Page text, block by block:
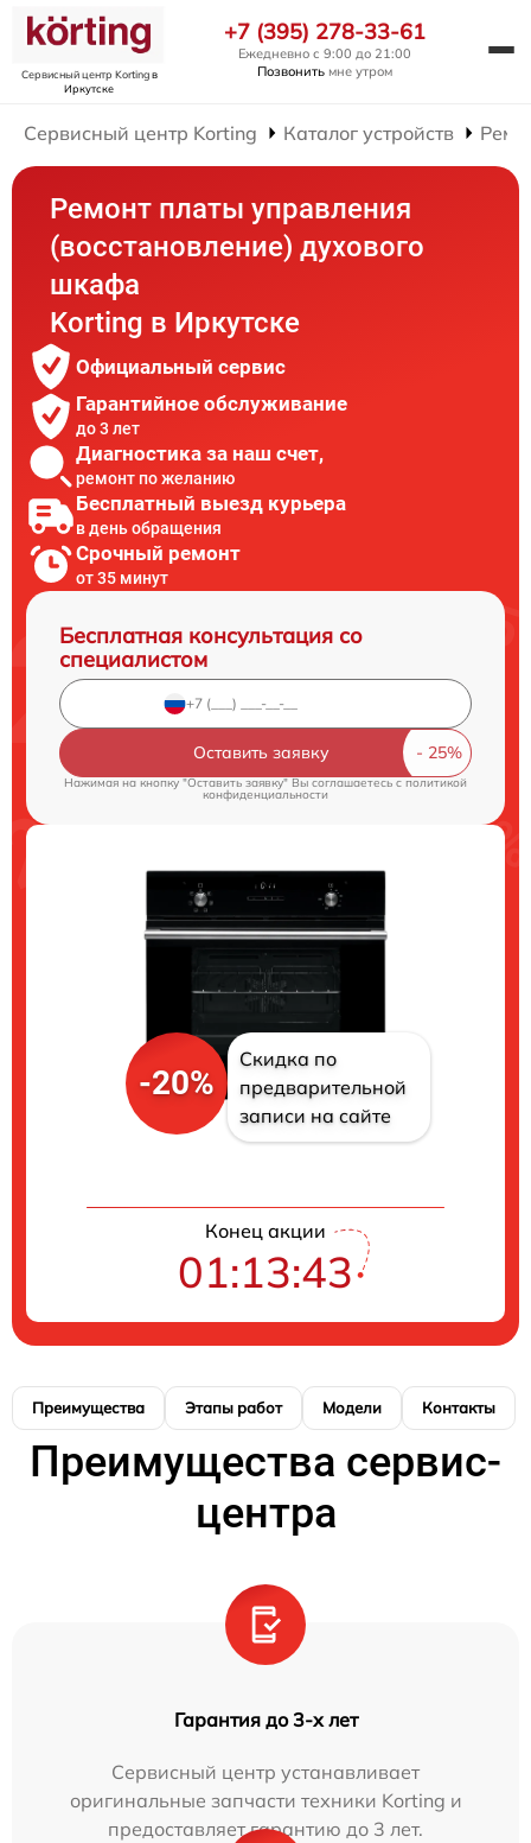
Сервисный центр Kortingв
Иркутске
+7 (395) 278-33-61
Ежедневно с 9:00 до 21:00
Позвонить мне утром
Сервисный центр Korting Каталог устройств
Ремонт платы управления
(восстановление) духового
шкафа
Korting в Иркутске
Официальный сервис
Гарантийное обслуживание
до 3 лет
Диагностика за наш счет,
ремонт по желанию
Бесплатный выезд курьера
в день обращения
Срочный ремонт
от 35 минут
Бесплатная консультация со
специалистом
Оставить заявку
Нажимая на кнопку "Оставить заявку" Вы соглашаетесь cполитикой
конфиденциальности
-20%
Скидка по
предварительной
записи на сайте
Конец акции
01:13:42
Преимущества Этапы работ Модели Контакты
Преимущества сервис-
центра
Гарантия до 3-х лет
Сервисный центр устанавливает
оригинальные запчасти техники Korting и
предоставляет гарантию до 3 лет.